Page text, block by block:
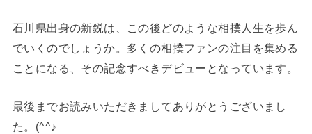
石川県出身の新鋭は、この後どのような相撲人生を歩ん
でいくのでしょうか。多くの相撲ファンの注目を集める
ことになる、その記念すべきデビューとなっています。
最後までお読みいただきましてありがとうございまし
た。(^^♪